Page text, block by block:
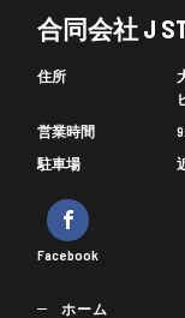
合同会社 J
住所
営業時間
駐車場
Facebook
ホーム